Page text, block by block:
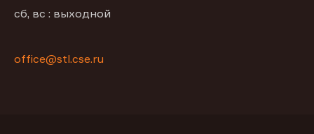
сб, вс : выходной
office@stl.cse.ru